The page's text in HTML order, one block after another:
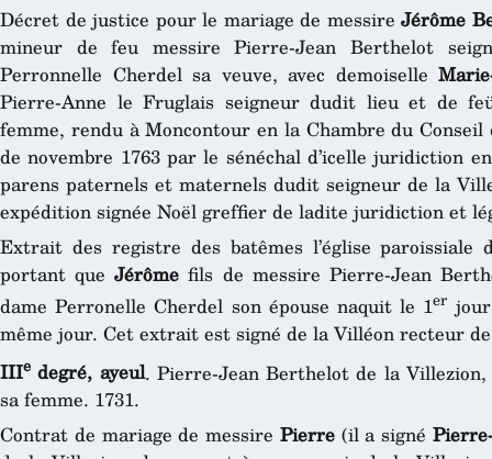
Décret de justice pour le mariage de messire Jérôme
mineur de feu messire Pierre-Jean Berthelot
Perronnelle Cherdel sa veuve, avec demoiselle
Pierre-Anne le Fruglais seigneur dudit lieu et de
femme, rendu à Moncontour en la Chambre du
de novembre 1763 par le sénéchal d’icelle juridiction
parens paternels et maternels dudit seigneur de la
expédition signée Noël greffier de ladite juridiction et
Extrait des registre des batêmes l’église paroissiale
portant queJérôme fils de messire Pierre-Jean
dame Perronelle Cherdel son épouse naquit le 1er
même jour. Cet extrait est signé de la Villéon recteur
IIIe degré, ayeul. Pierre-Jean Berthelot de la
sa femme. 1731.
Contrat de mariage de messire Pierre(il a signé